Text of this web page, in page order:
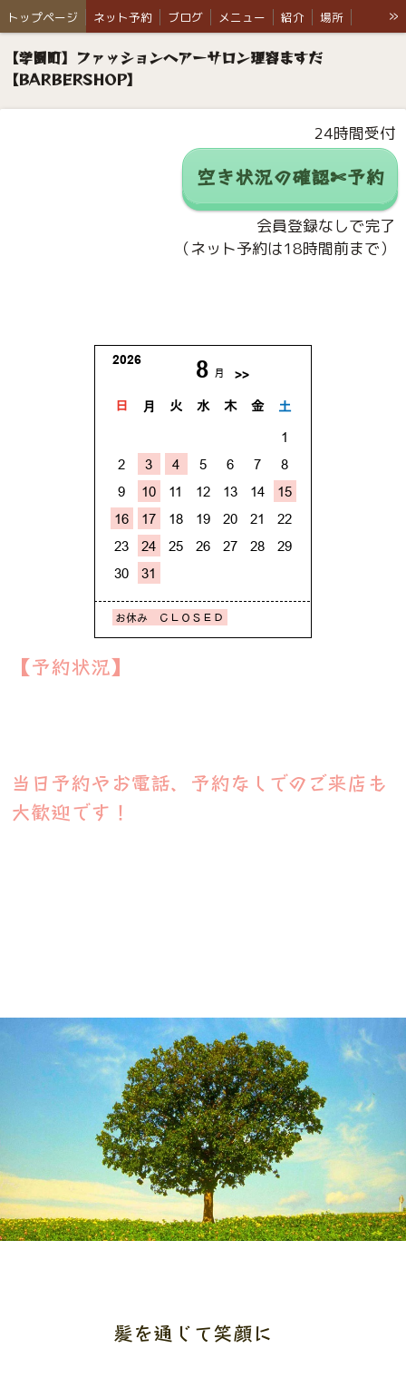
トップページ ネット予約 ブログ メニュー 紹介
場所
ウイルス対策
お知らせ ご依頼例 Q & A ふくちゃんの部屋
»
【学園町】ファッションヘアーサロン理容ますだ
【BARBERSHOP】
24時間受付
空き状況の確認✄予約
会員登録なしで完了
（ネット予約は18時間前まで）
【予約状況】
当日予約やお電話、予約なしでのご来店も
大歓迎です！
髪を通じて笑顔に